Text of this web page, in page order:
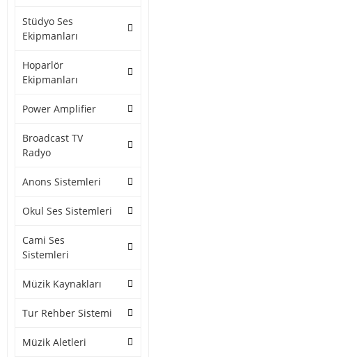
Stüdyo Ses
Ekipmanları
Hoparlör
Ekipmanları
Power Amplifier
Broadcast TV
Radyo
Anons Sistemleri
Okul Ses Sistemleri
Cami Ses
Sistemleri
Müzik Kaynakları
Tur Rehber Sistemi
Müzik Aletleri